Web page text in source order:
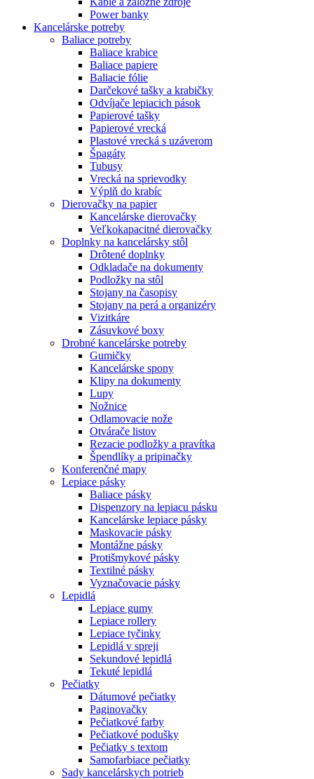
Power banky
Kancelárske potreby
Baliace potreby
Baliace krabice
Baliace papiere
Baliacie fólie
Darčekové tašky a krabičky
Odvíjače lepiacich pások
Papierové tašky
Papierové vrecká
Plastové vrecká s uzáverom
Špagáty
Tubusy
Vrecká na sprievodky
Výplň do krabíc
Dierovačky na papier
Kancelárske dierovačky
Veľkokapacitné dierovačky
Doplnky na kancelársky stôl
Drôtené doplnky
Odkladače na dokumenty
Podložky na stôl
Stojany na časopisy
Stojany na perá a organizéry
Vizitkáre
Zásuvkové boxy
Drobné kancelárske potreby
Gumičky
Kancelárske spony
Klipy na dokumenty
Lupy
Nožnice
Odlamovacie nože
Otvárače listov
Rezacie podložky a pravítka
Špendlíky a pripinačky
Konferenčné mapy
Lepiace pásky
Baliace pásky
Dispenzory na lepiacu pásku
Kancelárske lepiace pásky
Maskovacie pásky
Montážne pásky
Protišmykové pásky
Textilné pásky
Vyznačovacie pásky
Lepidlá
Lepiace gumy
Lepiace rollery
Lepiace tyčinky
Lepidlá v spreji
Sekundové lepidlá
Tekuté lepidlá
Pečiatky
Dátumové pečiatky
Paginovačky
Pečiatkové farby
Pečiatkové podušky
Pečiatky s textom
Samofarbiace pečiatky
Sady kancelárskych potrieb